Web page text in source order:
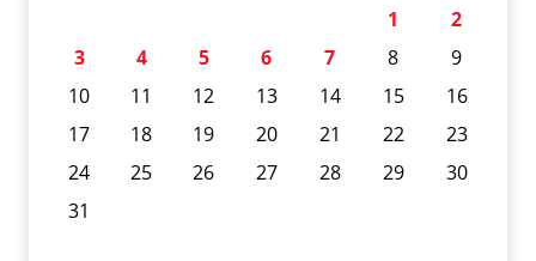
1
2
3
4 5 6 7 8
9
10
11 12 13 14 15
16
17
18 19 20 21 22
23
24
25 26 27 28 29
30
31